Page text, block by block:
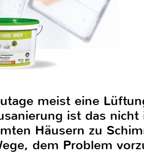
meist eine
ist das
Häusern zu
dem Problem